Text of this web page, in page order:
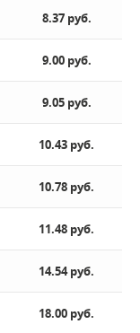
8.37 руб.
9.00 руб.
9.05 руб.
10.43 руб.
10.78 руб.
11.48 руб.
14.54 руб.
18.00 руб.